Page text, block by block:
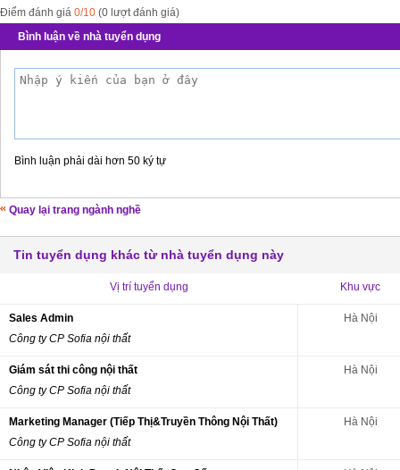
Điểm đánh giá 0/10 (0 lượt đánh giá)
Bình luận về nhà tuyển dụng
Bình luận phải dài hơn 50 ký tự
Quay lại trang ngành nghề
Tin tuyển dụng khác từ nhà tuyển dụng này
Vị trí tuyển dụng Khu vực
Sales Admin
Công ty CP Sofia nội thất
Hà Nội
Giám sát thi công nội thất
Công ty CP Sofia nội thất
Hà Nội
Marketing Manager (Tiếp Thị&Truyền Thông Nội Thất)
Công ty CP Sofia nội thất
Hà Nội